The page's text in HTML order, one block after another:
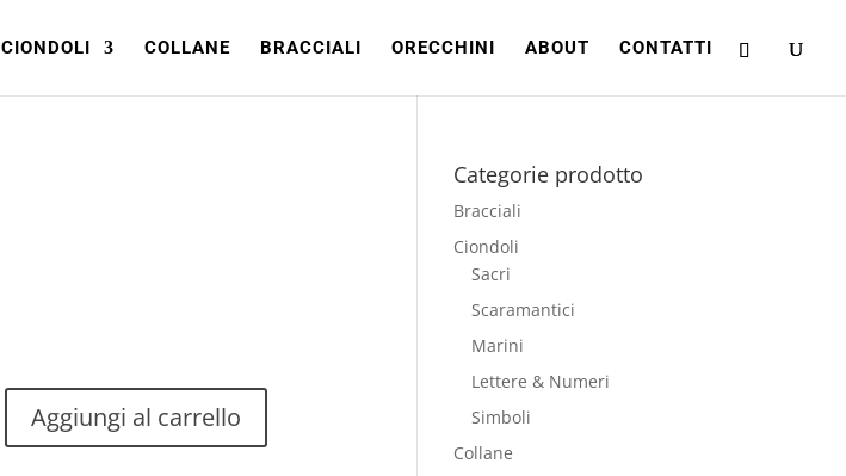
CIONDOLI COLLANE BRACCIALI ORECCHINI ABOUT CONTATTI
Aggiungi al carrello
Categorie prodotto
Bracciali
Ciondoli
Sacri
Scaramantici
Marini
Lettere & Numeri
Simboli
Collane